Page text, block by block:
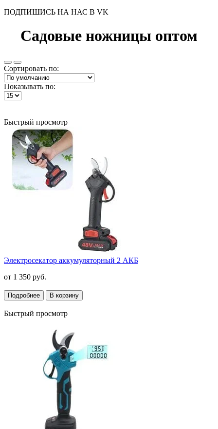
ПОДПИШИСЬ НА НАС В VK
Садовые ножницы оптом
Сортировать по:
Показывать по:
Быстрый просмотр
Электросекатор аккумуляторный 2 АКБ
от 1 350 руб.
Подробнее В корзину
Быстрый просмотр